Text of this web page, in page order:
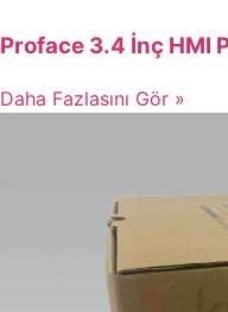
Proface 3.4 İnç HMI
Daha Fazlasını Gör »